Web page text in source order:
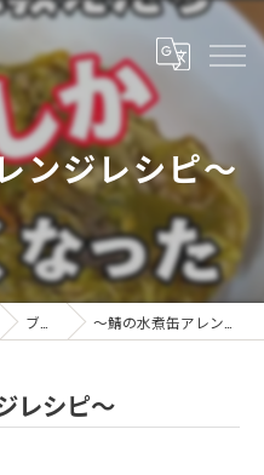
ンジレシピ～
ブログ ～鯖の水煮缶アレンジレシピ～
レシピ～